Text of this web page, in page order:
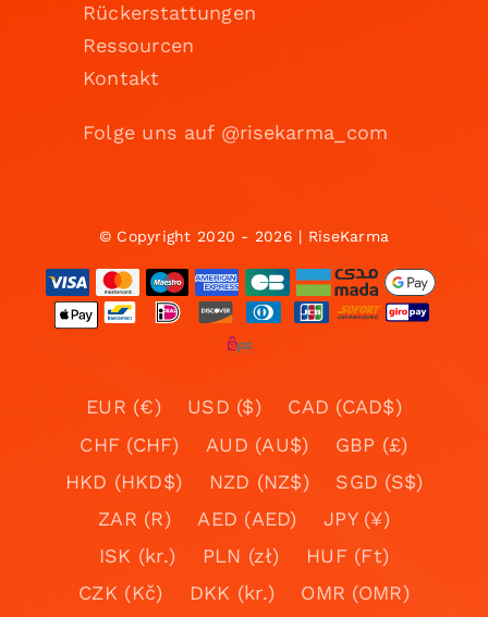
Rückerstattungen
Ressourcen
Kontakt
Folge uns auf @risekarma_com
© Copyright 2020 - 2026 | RiseKarma
EUR (€) USD ($)
CAD (CAD$)
CHF (CHF)
AUD (AU$)
GBP (£)
HKD (HKD$)
NZD (NZ$)
SGD (S$)
ZAR (R)
AED (AED)
JPY (¥)
ISK (kr.)
PLN (zł)
HUF (Ft)
CZK (Kč)
DKK (kr.)
OMR (OMR)